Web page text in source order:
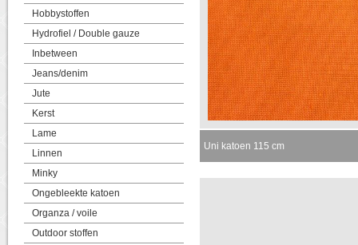
Hobbystoffen
Hydrofiel / Double gauze
Inbetween
Jeans/denim
Jute
Kerst
Lame
Linnen
Minky
Ongebleekte katoen
Organza / voile
Outdoor stoffen
Uni katoen 115 cm